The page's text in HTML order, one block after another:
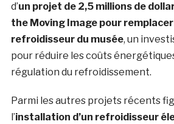
d’un projet de 2,5 millions de
the Moving Image pour
refroidisseur du musée, un
pour réduire les coûts
régulation du refroidissement.
Parmi les autres projets récents
l’installation d’un refroidisseur